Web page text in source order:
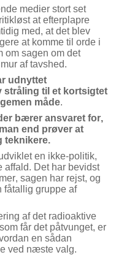
medier stort set
at efterplapre
med, at det blev
at komme til orde i
om sagen om det
af tavshed.
udnyttet
stråling til et kortsigtet
måde.
bærer ansvaret for,
end prøver at
teknikere.
en ikke-politik,
affald. Det har bevidst
sagen har rejst, og
fåtallig gruppe af
af det radioaktive
får det påtvunget, er
en sådan
ved næste valg.